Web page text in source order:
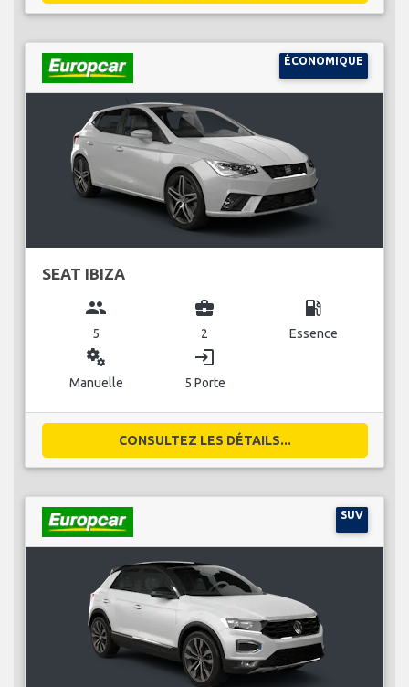
ÉCONOMIQUE
SEAT IBIZA
group
5
business_center
2
local_gas_station
Essence
miscellaneous_services
Manuelle
login
5 Porte
CONSULTEZ LES DÉTAILS...
SUV